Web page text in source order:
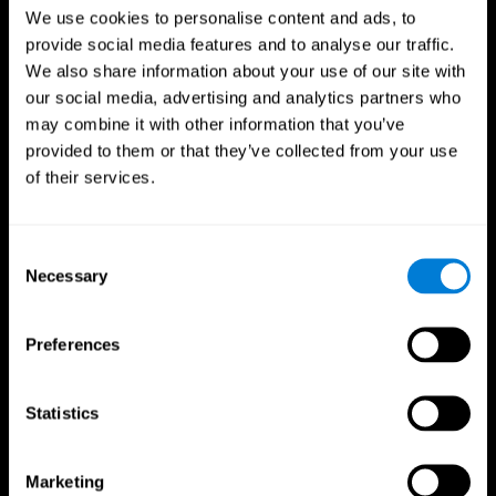
We use cookies to personalise content and ads, to
provide social media features and to analyse our traffic.
We also share information about your use of our site with
our social media, advertising and analytics partners who
may combine it with other information that you’ve
provided to them or that they’ve collected from your use
of their services.
Selection
Necessary
Preferences
Statistics
Marketing
اتخاذ القرار بشكل أسرع
المعرفي يمكن أن يحسن بشكل كبير قدرات الرياضيين على
اتخاذ القرار، مما يمنحهم الأفضلية خلال لحظات اللعب
تحسين التركيز
أفادت دراسة في مجلة علم النفس الرياضي والتمارين الرياضية